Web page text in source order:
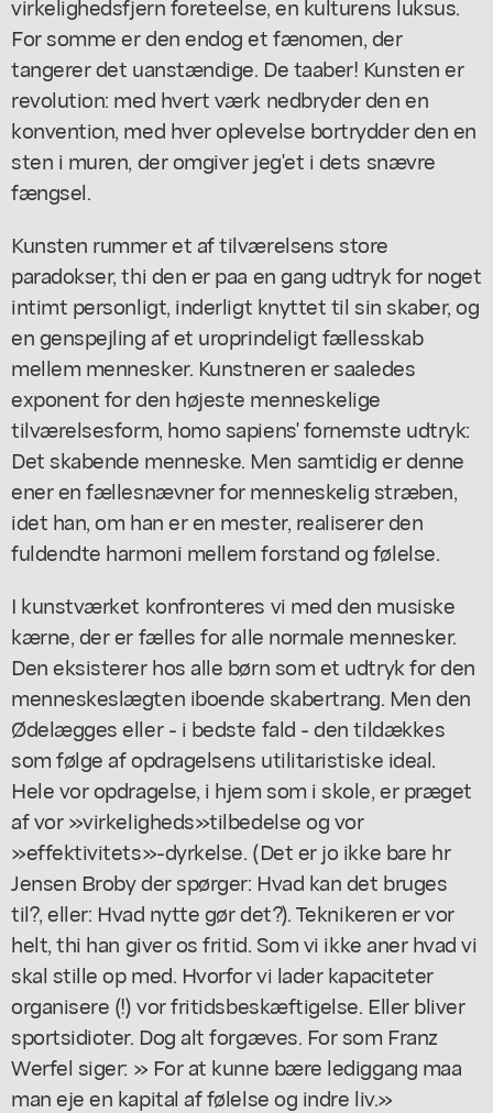
For somme er den endog et fænomen, der
tangerer det uanstændige. De taaber! Kunsten er
revolution: med hvert værk nedbryder den en
konvention, med hver oplevelse bortrydder den en
sten i muren, der omgiver jeg'et i dets snævre
fængsel.
Kunsten rummer et af tilværelsens store
paradokser, thi den er paa en gang udtryk for noget
intimt personligt, inderligt knyttet til sin skaber, og
en genspejling af et uroprindeligt fællesskab
mellem mennesker. Kunstneren er saaledes
exponent for den højeste menneskelige
tilværelsesform, homo sapiens' fornemste udtryk:
Det skabende menneske. Men samtidig er denne
ener en fællesnævner for menneskelig stræben,
idet han, om han er en mester, realiserer den
fuldendte harmoni mellem forstand og følelse.
I kunstværket konfronteres vi med den musiske
kærne, der er fælles for alle normale mennesker.
Den eksisterer hos alle børn som et udtryk for den
menneskeslægten iboende skabertrang. Men den
Ødelægges eller - i bedste fald - den tildækkes
som følge af opdragelsens utilitaristiske ideal.
Hele vor opdragelse, i hjem som i skole, er præget
af vor »virkeligheds»tilbedelse og vor
»effektivitets»-dyrkelse. (Det er jo ikke bare hr
Jensen Broby der spørger: Hvad kan det bruges
til?, eller: Hvad nytte gør det?). Teknikeren er vor
helt, thi han giver os fritid. Som vi ikke aner hvad vi
skal stille op med. Hvorfor vi lader kapaciteter
organisere (!) vor fritidsbeskæftigelse. Eller bliver
sportsidioter. Dog alt forgæves. For som Franz
Werfel siger: » For at kunne bære lediggang maa
man eje en kapital af følelse og indre liv.»